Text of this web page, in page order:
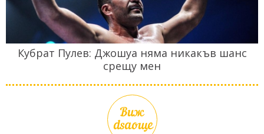
Кубрат Пулев: Джошуа няма никакъв шанс
срещу мен
Виж
dsaоще